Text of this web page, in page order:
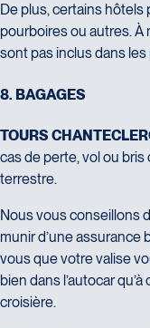
De plus, certains
pourboires ou autres. À
sont pas inclus dans
8. BAGAGES
TOURS
cas de perte, vol ou
terrestre.
Nous vous conseillons
munir d’une assurance
vous que votre valise
bien dans l’autocar
croisière.